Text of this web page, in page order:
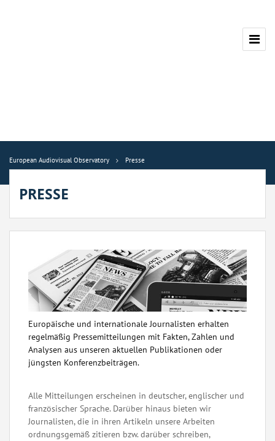
European Audiovisual Observatory Presse
PRESSE
Europäische und internationale Journalisten erhalten
regelmäßig Pressemitteilungen mit Fakten, Zahlen und
Analysen aus unseren aktuellen Publikationen oder
jüngsten Konferenzbeiträgen.
Alle Mitteilungen erscheinen in deutscher, englischer und
französischer Sprache. Darüber hinaus bieten wir
Journalisten, die in ihren Artikeln unsere Arbeiten
ordnungsgemäß zitieren bzw. darüber schreiben,